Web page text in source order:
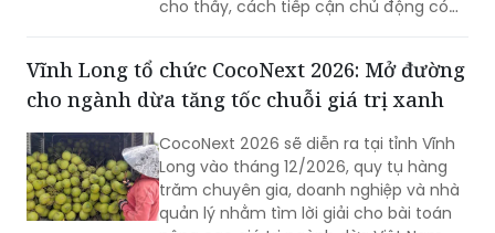
cho thấy, cách tiếp cận chủ động có
bền vững.
Vĩnh Long tổ chức CocoNext 2026: Mở đường
cho ngành dừa tăng tốc chuỗi giá trị xanh
CocoNext 2026 sẽ diễn ra tại tỉnh Vĩnh
Long vào tháng 12/2026, quy tụ hàng
trăm chuyên gia, doanh nghiệp và nhà
quản lý nhằm tìm lời giải cho bài toán